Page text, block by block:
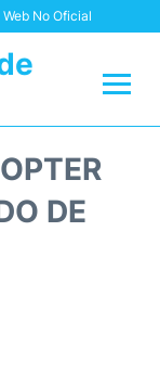
No Oficial
DE